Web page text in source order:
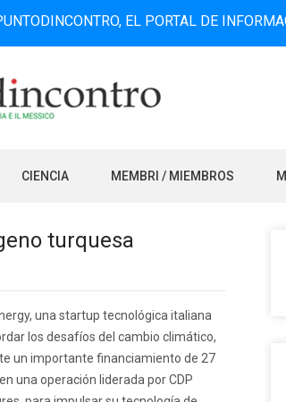
EL PORTAL DE INFORMACIÓN
CIENCIA MEMBRI / MIEMBROS
turquesa
una startup tecnológica italiana
los desafíos del cambio climático,
un importante financiamiento de 27
una operación liderada por CDP